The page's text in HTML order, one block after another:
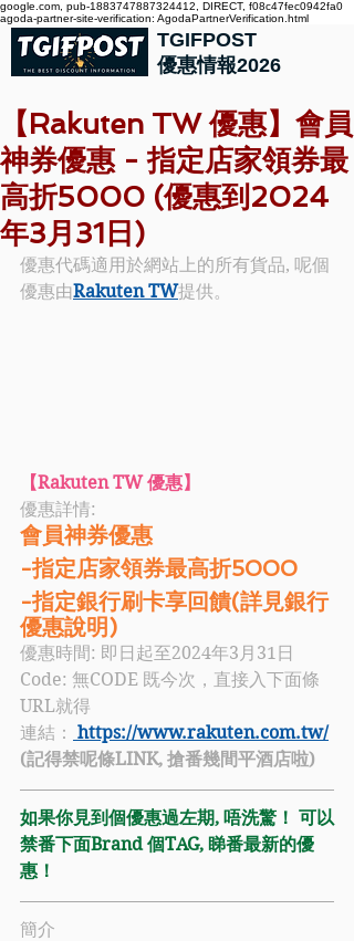
google.com, pub-1883747887324412, DIRECT, f08c47fec0942fa0
agoda-partner-site-verification: AgodaPartnerVerification.html
TGIFPOST
優惠情報2026
【Rakuten TW 優惠】會員
神券優惠 - 指定店家領券最
高折5000 (優惠到2024
年3月31日)
優惠代碼適用於網站上的所有貨品, 呢個
優惠由Rakuten TW提供。
【Rakuten TW 優惠】
優惠詳情:
會員神券優惠
-指定店家領券最高折5000
-指定銀行刷卡享回饋(詳見銀行
優惠說明)
優惠時間: 即日起至2024年3月31日
Code: 無CODE 既今次，直接入下面條
URL就得
連結： https://www.rakuten.com.tw/
(記得禁呢條LINK, 搶番幾間平酒店啦)
如果你見到個優惠過左期, 唔洗驚！ 可以
禁番下面Brand 個TAG, 睇番最新的優
惠！
簡介